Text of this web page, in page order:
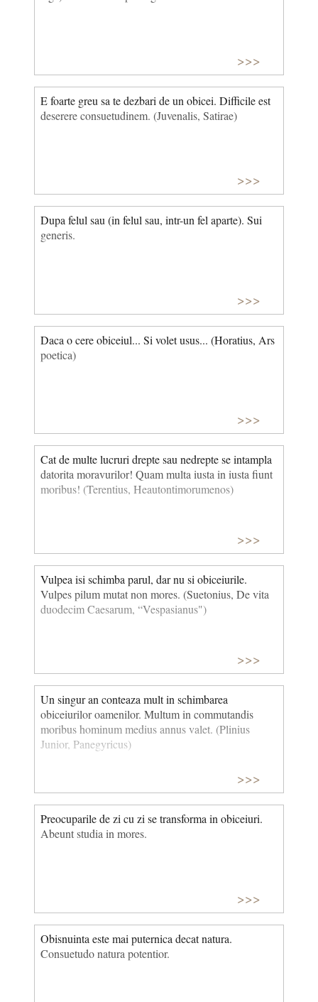
>>>
E foarte greu sa te dezbari de un obicei. Difficile est
deserere consuetudinem. (Juvenalis, Satirae)
>>>
Dupa felul sau (in felul sau, intr-un fel aparte). Sui
generis.
>>>
Daca o cere obiceiul... Si volet usus... (Horatius, Ars
poetica)
>>>
Cat de multe lucruri drepte sau nedrepte se intampla
datorita moravurilor! Quam multa iusta in iusta fiunt
moribus! (Terentius, Heautontimorumenos)
>>>
Vulpea isi schimba parul, dar nu si obiceiurile.
Vulpes pilum mutat non mores. (Suetonius, De vita
duodecim Caesarum, “Vespasianus")
>>>
Un singur an conteaza mult in schimbarea
obiceiurilor oamenilor. Multum in commutandis
moribus hominum medius annus valet. (Plinius
Junior, Panegyricus)
>>>
Preocuparile de zi cu zi se transforma in obiceiuri.
Abeunt studia in mores.
>>>
Obisnuinta este mai puternica decat natura.
Consuetudo natura potentior.